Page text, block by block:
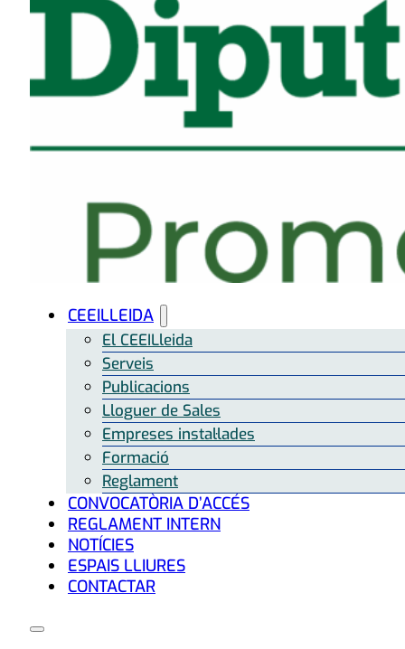
CEEILLEIDA
El CEEILleida
Serveis
Publicacions
Lloguer de Sales
Empreses instal·lades
Formació
Reglament
CONVOCATÒRIA D’ACCÉS
REGLAMENT INTERN
NOTÍCIES
ESPAIS LLIURES
CONTACTAR